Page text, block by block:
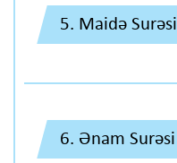
5. Maidə Surəsi
6. Ənam Surəsi